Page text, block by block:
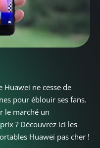
Huawei ne cesse de
pour éblouir ses fans.
le marché un
? Découvrez ici les
Huawei pas cher !